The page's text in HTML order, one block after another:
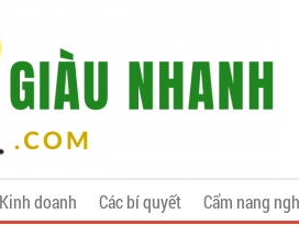
Kinh doanh Các bí quyết Cẩm nang